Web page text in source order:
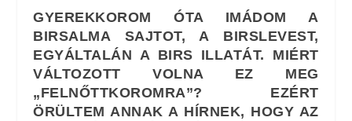
GYEREKKOROM ÓTA IMÁDOM A
BIRSALMA SAJTOT, A BIRSLEVEST,
EGYÁLTALÁN A BIRS ILLATÁT. MIÉRT
VÁLTOZOTT VOLNA EZ MEG
„FELNŐTTKOROMRA”? EZÉRT
ÖRÜLTEM ANNAK A HÍRNEK, HOGY AZ